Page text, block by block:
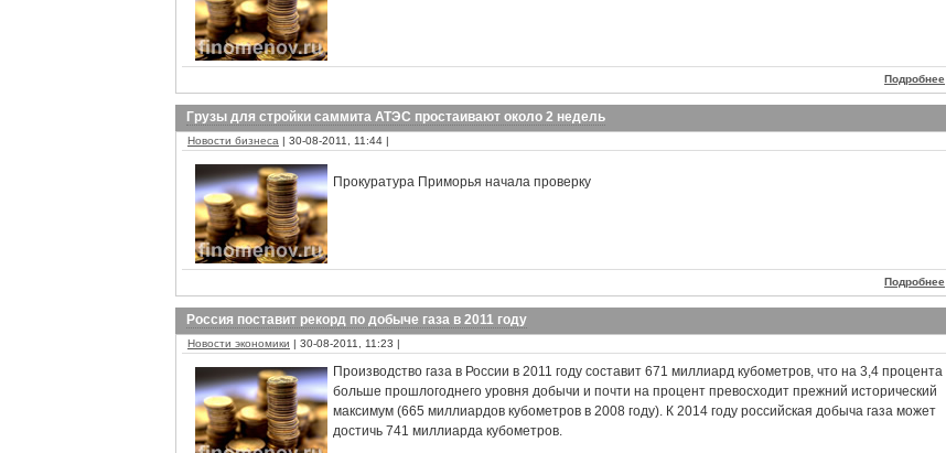
Подробнее
Грузы для стройки саммита АТЭС простаивают около 2 недель
Новости бизнеса | 30-08-2011, 11:44 |
Прокуратура Приморья начала проверку
Подробнее
Россия поставит рекорд по добыче газа в 2011 году
Новости экономики | 30-08-2011, 11:23 |
Производство газа в России в 2011 году составит 671 миллиард кубометров, что на 3,4 процента
больше прошлогоднего уровня добычи и почти на процент превосходит прежний исторический
максимум (665 миллиардов кубометров в 2008 году). К 2014 году российская добыча газа может
достичь 741 миллиарда кубометров.